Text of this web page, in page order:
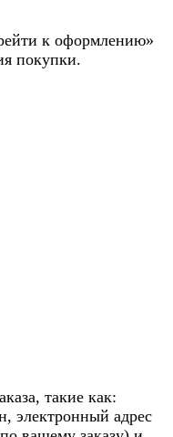
к оформлению»
покупки.
такие как:
электронный адрес